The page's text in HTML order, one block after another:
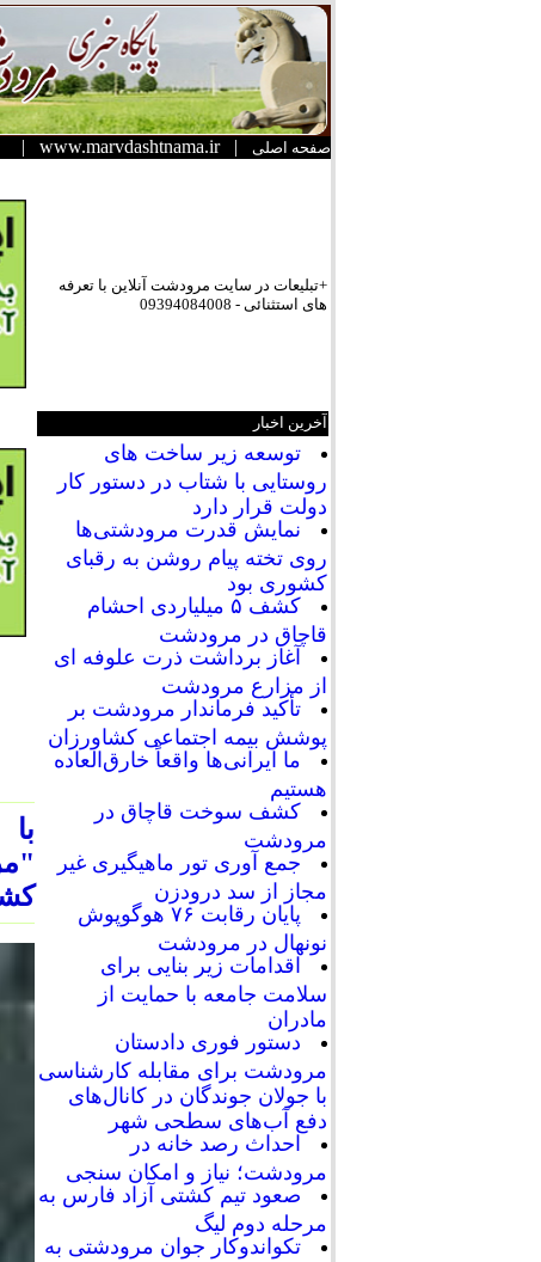
صفحه اصلی |
www.marvdashtnama.ir
|
+تبلیعات در سایت مرودشت آنلاین با تعرفه
های استثنائی - 09394084008
آخرین اخبار
توسعه زیر ساخت های
روستایی با شتاب در دستور کار
دولت قرار دارد
نمایش قدرت مرودشتی‌ها
روی تخته پیام روشن به رقبای
کشوری بود
کشف ۵ میلیاردی احشام
قاچاق در مرودشت
آغاز برداشت ذرت علوفه ای
از مزارع مرودشت
تأکید فرماندار مرودشت بر
پوشش بیمه اجتماعی کشاورزان
ما ایرانی‌ها واقعاً خارق‌العاده
هستیم
کشف سوخت قاچاق در
مرودشت
جمع آوری تور ماهیگیری غیر
مجاز از سد درودزن
پایان رقابت‌ ۷۶ هوگوپوش
نونهال در مرودشت
اقدامات زیر بنایی برای
سلامت جامعه با حمایت از
مادران
دستور فوری دادستان
مرودشت برای مقابله کارشناسی
با جولان جوندگان در کانال‌های
دفع آب‌های سطحی شهر
احداث رصد خانه در
مرودشت؛ نیاز و امکان سنجی
صعود تیم کشتی آزاد فارس به
مرحله دوم لیگ
تکواندوکار جوان مرودشتی به